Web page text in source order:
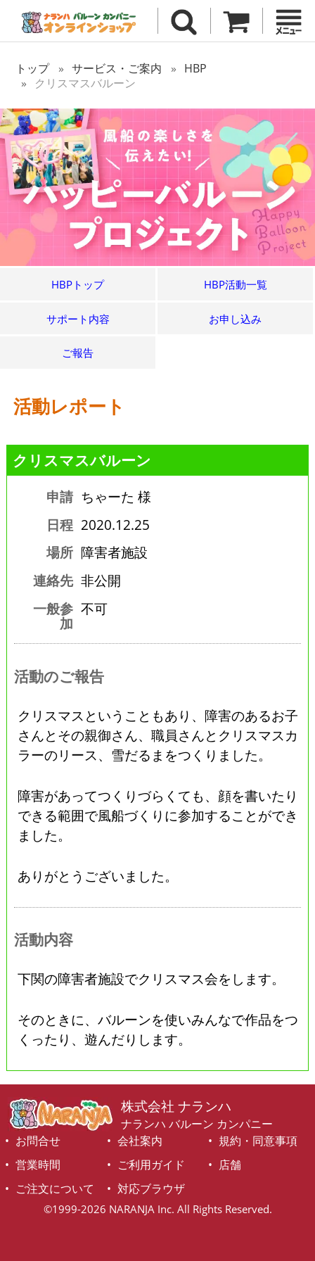
トップ サービス・ご案内
HBP
クリスマスバルーン
HBPトップ HBP活動一覧
サポート内容 お申し込み
ご報告
活動レポート
クリスマスバルーン
申請 ちゃーた 様
日程 2020.12.25
場所 障害者施設
連絡先 非公開
一般参
加
不可
活動のご報告
クリスマスということもあり、障害のあるお子
さんとその親御さん、職員さんとクリスマスカ
ラーのリース、雪だるまをつくりました。
障害があってつくりづらくても、顔を書いたり
できる範囲で風船づくりに参加することができ
ました。
ありがとうございました。
活動内容
下関の障害者施設でクリスマス会をします。
そのときに、バルーンを使いみんなで作品をつ
くったり、遊んだりします。
株式会社 ナランハ
ナランハ バルーン カンパニー
お問合せ
会社案内
規約・同意事項
営業時間
ご利用ガイド
店舗
ご注文について
対応ブラウザ
©1999-2026 NARANJA Inc. All Rights Reserved.